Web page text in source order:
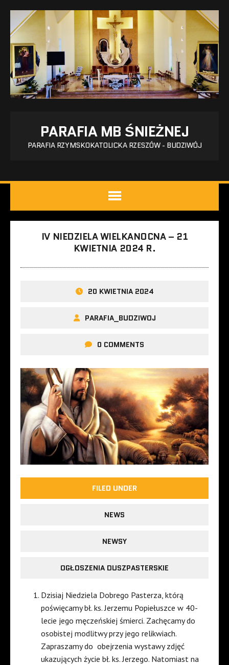
PARAFIA MB ŚNIEŻNEJ
PARAFIA RZYMSKOKATOLICKA RZESZÓW - BUDZIWÓJ
IV NIEDZIELA WIELKANOCNA – 21
KWIETNIA 2024 R.
20 KWIETNIA 2024
PARAFIA_BUDZIWOJ
0 COMMENTS
FILED UNDER
NEWS
NEWSY
OGŁOSZENIA DUSZPASTERSKIE
Dzisiaj Niedziela Dobrego Pasterza, którą
poświęcamy bł. ks. Jerzemu Popiełuszce w 40-
lecie jego męczeńskiej śmierci. Zachęcamy do
osobistej modlitwy przy jego relikwiach.
Zapraszamy do obejrzenia wystawy zdjęć
ukazujących życie bł. ks. Jerzego. Natomiast na